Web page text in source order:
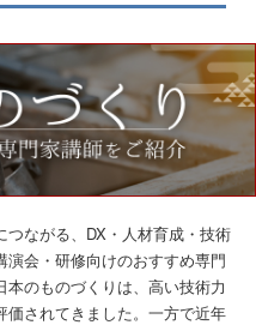
ながる、DX・人材育成・技術
会・研修向けのおすすめ専門
のものづくりは、高い技術力
価されてきました。一方で近年